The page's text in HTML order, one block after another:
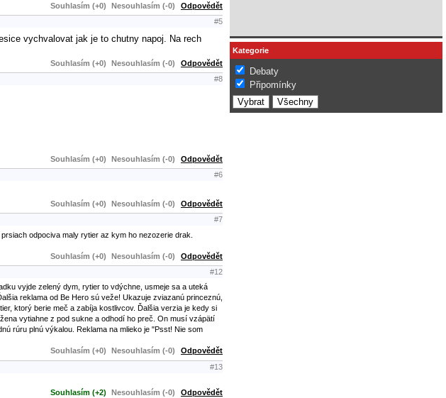
Souhlasím (+0) Nesouhlasím (-0) Odpovědět
#5
vychvalovat jak je to chutny napoj. Na rech
Souhlasím (+0) Nesouhlasím (-0) Odpovědět
#8
Souhlasím (+0) Nesouhlasím (-0) Odpovědět
#6
Souhlasím (+0)
Nesouhlasím (-0) Odpovědět
#7
odpociva maly rytier az kym ho nezozerie drak.
Souhlasím (+0)
Nesouhlasím (-0) Odpovědět
#12
vyjde zelený dym, rytier to vdýchne, usmeje sa a uteká
reklama od Be Hero sú veže! Ukazuje zviazanú princeznú,
ktorý berie meč a zabíja kostlivcov. Ďalšia verzia je kedy si
vytiahne z pod sukne a odhodí ho preč. On musí vzápätí
rúru plnú výkalou. Reklama na mlieko je "Psst! Nie som
Souhlasím (+0)
Nesouhlasím (-0) Odpovědět
#13
Souhlasím (+2)
Nesouhlasím (-0) Odpovědět
Kategorie
Debaty
Připomínky